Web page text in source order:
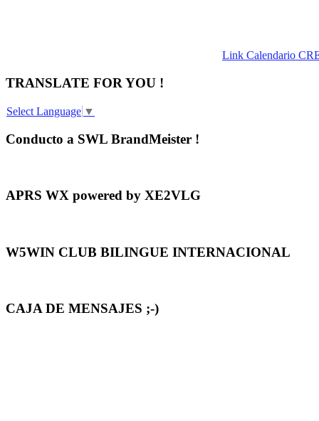
Link Calendario
TRANSLATE FOR YOU !
Select Language ▼
Conducto a SWL BrandMeister !
APRS WX powered by XE2VLG
W5WIN CLUB BILINGUE INTERNACIONAL
CAJA DE MENSAJES ;-)